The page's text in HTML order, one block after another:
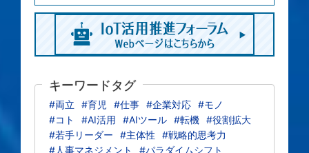
キーワードタグ
#両立 #育児 #仕事 #企業対応 #モノ
#コト
#AI活用 #AIツール #転機 #役割拡大
#若手リーダー
#主体性
#戦略的思考力
#人事マネジメント
#パラダイムシフト